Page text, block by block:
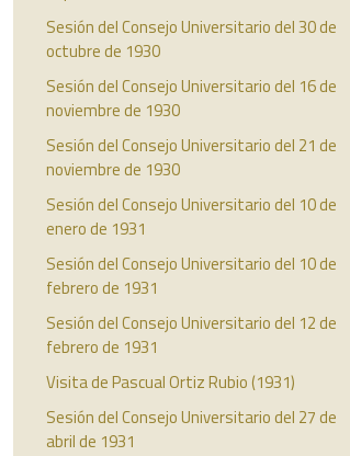
Sesión del Consejo Universitario del 30 de
octubre de 1930
Sesión del Consejo Universitario del 16 de
noviembre de 1930
Sesión del Consejo Universitario del 21 de
noviembre de 1930
Sesión del Consejo Universitario del 10 de
enero de 1931
Sesión del Consejo Universitario del 10 de
febrero de 1931
Sesión del Consejo Universitario del 12 de
febrero de 1931
Visita de Pascual Ortiz Rubio (1931)
Sesión del Consejo Universitario del 27 de
abril de 1931